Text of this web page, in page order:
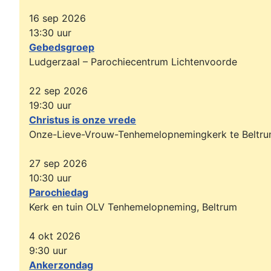
16 sep 2026
13:30 uur
Gebedsgroep
Ludgerzaal – Parochiecentrum Lichtenvoorde
22 sep 2026
19:30 uur
Christus is onze vrede
Onze-Lieve-Vrouw-Tenhemelopnemingkerk te
27 sep 2026
10:30 uur
Parochiedag
Kerk en tuin OLV Tenhemelopneming, Beltrum
4 okt 2026
9:30 uur
Ankerzondag